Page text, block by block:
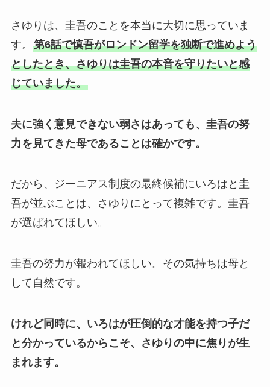
さゆりは、圭吾のことを本当に大切に思っていま
す。 第6話で慎吾がロンドン留学を独断で進めよう
としたとき、さゆりは圭吾の本音を守りたいと感
じていました。
夫に強く意見できない弱さはあっても、圭吾の努
力を見てきた母であることは確かです。
だから、ジーニアス制度の最終候補にいろはと圭
吾が並ぶことは、さゆりにとって複雑です。圭吾
が選ばれてほしい。
圭吾の努力が報われてほしい。その気持ちは母と
して自然です。
けれど同時に、いろはが圧倒的な才能を持つ子だ
と分かっているからこそ、さゆりの中に焦りが生
まれます。